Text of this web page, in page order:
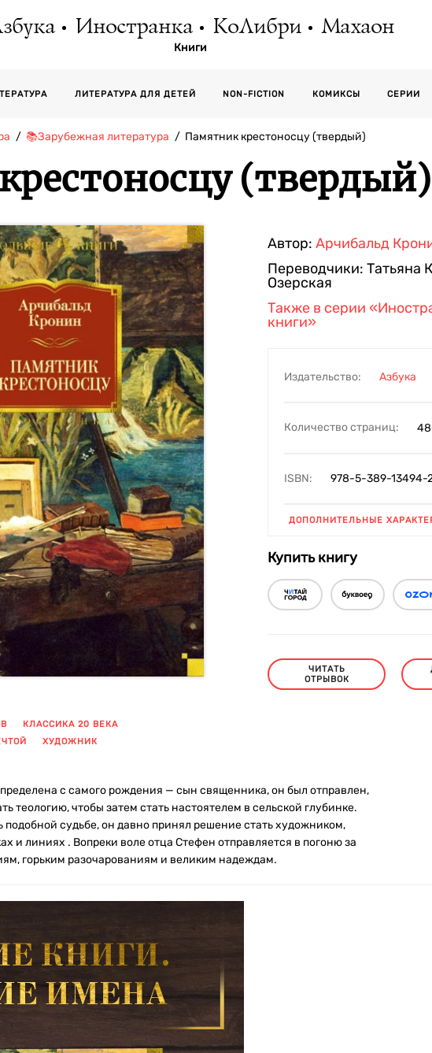
Иностранка КоЛибри Махаон
Книги
ЛИТЕРАТУРА ДЛЯ ДЕТЕЙ NON-FICTION КОМИКСЫ СЕРИИ
📚Зарубежная литература Памятник крестоносцу (твердый)
(твердый)
КЛАССИКА 20 ВЕКА
ХУДОЖНИК
Автор: Арчибальд
Переводчики: Татьяна
Озерская
Также в серии
книги»
Издательство: Азбука
Количество страниц:
ISBN: 978-5-389-13494-
ДОПОЛНИТЕЛЬНЫЕ
Купить книгу
ЧИТАТЬ
ОТРЫВОК
с самого рождения — сын священника, он был отправлен,
теологию, чтобы затем стать настоятелем в сельской глубинке.
судьбе, он давно принял решение стать художником,
и линиях . Вопреки воле отца Стефен отправляется в погоню за
горьким разочарованиям и великим надеждам.